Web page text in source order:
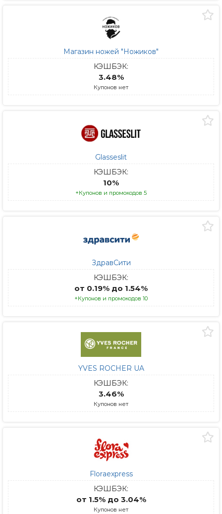
Магазин ножей "Ножиков"
КЭШБЭК:
3.48%
Купонов нет
Glasseslit
КЭШБЭК:
10%
+Купонов и промокодов 5
ЗдравСити
КЭШБЭК:
от 0.19% до 1.54%
+Купонов и промокодов 10
YVES ROCHER UA
КЭШБЭК:
3.46%
Купонов нет
Floraexpress
КЭШБЭК:
от 1.5% до 3.04%
Купонов нет